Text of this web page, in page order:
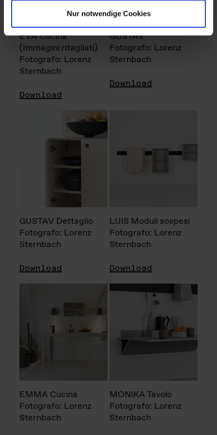
Nur notwendige Cookies
EVA Cucina
(Immagini ritagliati)
Fotografo: Lorenz
Sternbach
Download
GUSTAV
Fotografo: Lorenz
Sternbach
Download
GUSTAV Dettaglio
Fotografo: Lorenz
Sternbach
Download
LUIS Moduli sospesi
Fotografo: Lorenz
Sternbach
Download
EMMA Cucina
Fotografo: Lorenz
Sternbach
MONIKA Tavolo
Fotografo: Lorenz
Sternbach